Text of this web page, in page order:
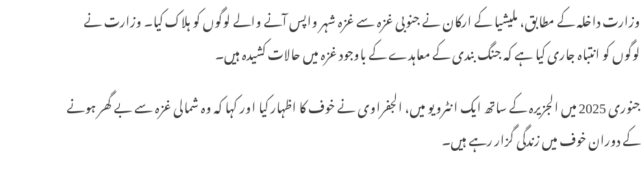
وزارت داخلہ کے مطابق، ملیشیا کے ارکان نے جنوبی غزہ سے غزہ شہر واپس آنے والے لوگوں کو ہلاک کیا۔ وزارت نے
لوگوں کو انتباہ جاری کیا ہے کہ جنگ بندی کے معاہدے کے باوجود غزہ میں حالات کشیدہ ہیں۔
جنوری 2025 میں الجزیرہ کے ساتھ ایک انٹرویو میں، الجفراوی نے خوف کا اظہار کیا اور کہا کہ وہ شمالی غزہ سے بے گھر ہونے
کے دوران خوف میں زندگی گزار رہے ہیں۔